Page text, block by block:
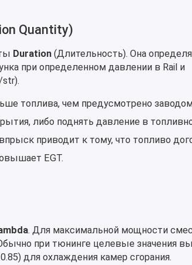
Quantity)
Duration(Длительность). Она
при определенном давлении в Rail и
топлива, чем предусмотрено
либо поднять давление в
приводит к тому, что топливо
EGT.
. Для максимальной мощности
при тюнинге целевые значения
для охлаждения камер сгорания.